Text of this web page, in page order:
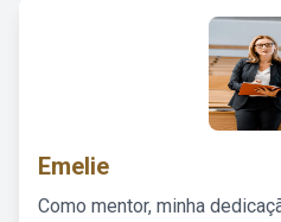
Emelie
Como mentor, minha